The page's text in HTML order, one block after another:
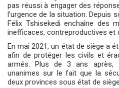
pas réussi à engager des
l’urgence de la situation. Depuis
Félix Tshisekedi enchaîne des
inefficaces, contreproductives et
En mai 2021, un état de siège a
afin de protéger les civils et
armés. Plus de 3 ans après,
unanimes sur le fait que la
deux provinces sous état de